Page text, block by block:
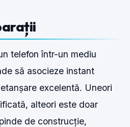
telefon într-un mediu
să asocieze instant
excelentă. Uneori
alteori este doar
de construcție,